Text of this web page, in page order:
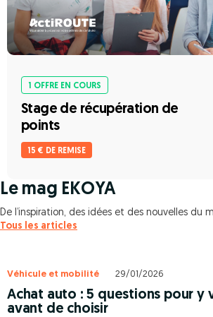
1 OFFRE EN COURS
Stage de récupération de
points
15 € DE REMISE
Le mag EKOYA
De l’inspiration, des idées et des nouvelles du
Tous les articles
Véhicule et mobilité 29/01/2026
Achat auto : 5 questions pour y
avant de choisir